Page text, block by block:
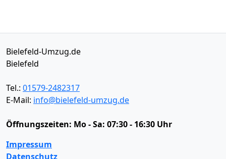
Bielefeld-Umzug.de
Bielefeld
Tel.: 01579-2482317
E-Mail: info@bielefeld-umzug.de
Öffnungszeiten: Mo - Sa: 07:30 - 16:30 Uhr
Impressum
Datenschutz